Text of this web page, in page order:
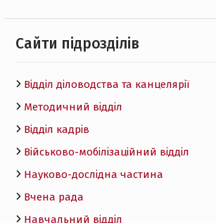
Cайти підрозділів
Відділ діловодства та канцелярії
Методичний відділ
Відділ кадрів
Військово-мобілізаційний відділ
Науково-дослідна частина
Вчена рада
Навчальний відділ